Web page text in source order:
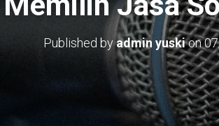
Published byadmin yuskion